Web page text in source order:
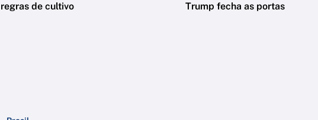
regras de cultivo
Trump fecha as portas